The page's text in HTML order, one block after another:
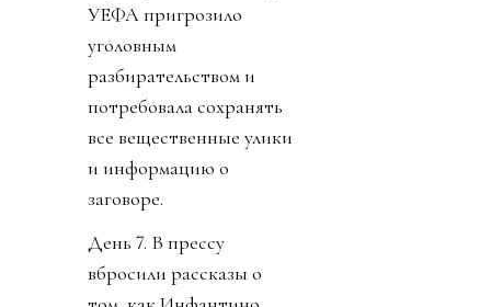
тихо. Только Катар
заявил о своей
поддержке Инфантино.
Напомню, шеф ФИФА и
чемпионат у них провел,
и на их джете летал по
всему свету, и лично
«ку» правителям Катара.
УЕФА пригрозило